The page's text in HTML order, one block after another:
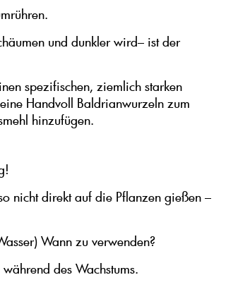
und dunkler wird– ist der
spezifischen, ziemlich starken
Handvoll Baldrianwurzeln zum
hinzufügen.
nicht direkt auf die Pflanzen gießen –
Wann zu verwenden?
des Wachstums.